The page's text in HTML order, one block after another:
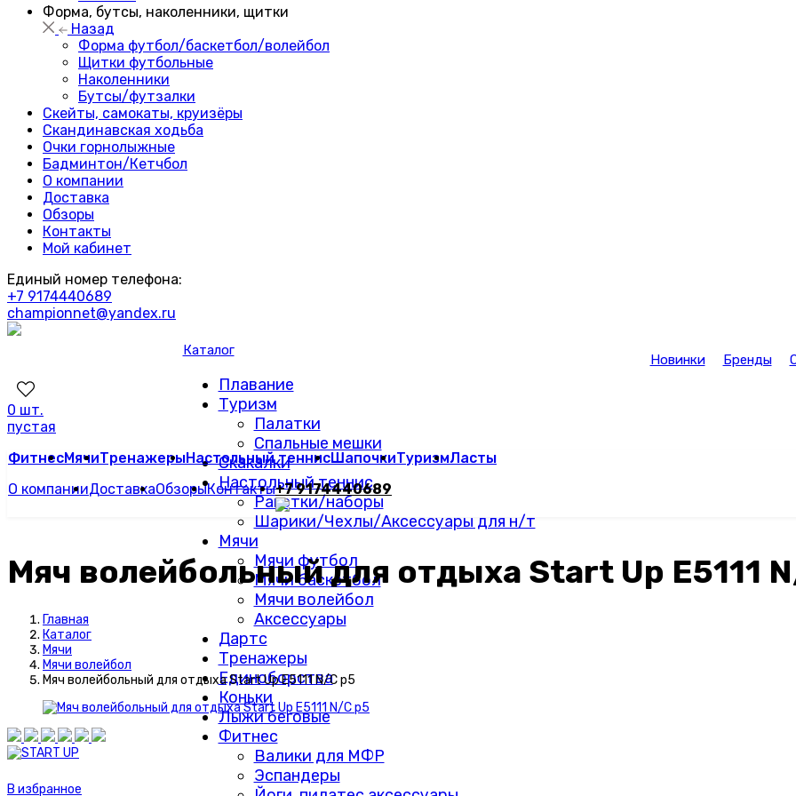
Форма, бутсы, наколенники, щитки
Назад
Форма футбол/баскетбол/волейбол
Щитки футбольные
Наколенники
Бутсы/футзалки
Скейты, самокаты, круизёры
Скандинавская ходьба
Очки горнолыжные
Бадминтон/Кетчбол
О компании
Доставка
Обзоры
Контакты
Мой кабинет
Единый номер телефона:
+7 9174440689
championnet@yandex.ru
Каталог
Плавание
Туризм
Палатки
Спальные мешки
Скакалки
Настольный теннис
Ракетки/наборы
Шарики/Чехлы/Аксессуары для н/т
Мячи
Мячи футбол
Мячи баскетбол
Мячи волейбол
Аксессуары
Дартс
Тренажеры
Единоборства
Коньки
Лыжи беговые
Фитнес
Валики для МФР
Эспандеры
Новинки Бренды
0 шт.
пустая
ФитнесМячиТренажерыНастольный теннисШапочкиТуризмЛасты
О компанииДоставкаОбзорыКонтакты+7 9174440689
Мяч волейбольный для отдыха Start Up E5111
Главная
Каталог
Мячи
Мячи волейбол
Мяч волейбольный для отдыха Start Up E5111 N/C р5
В избранное